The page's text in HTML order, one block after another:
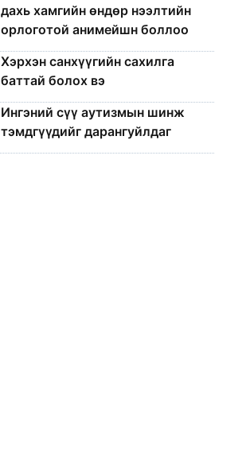
дахь хамгийн өндөр нээлтийн
орлоготой анимейшн боллоо
Хэрхэн санхүүгийн сахилга
баттай болох вэ
Ингэний сүү аутизмын шинж
тэмдгүүдийг дарангуйлдаг